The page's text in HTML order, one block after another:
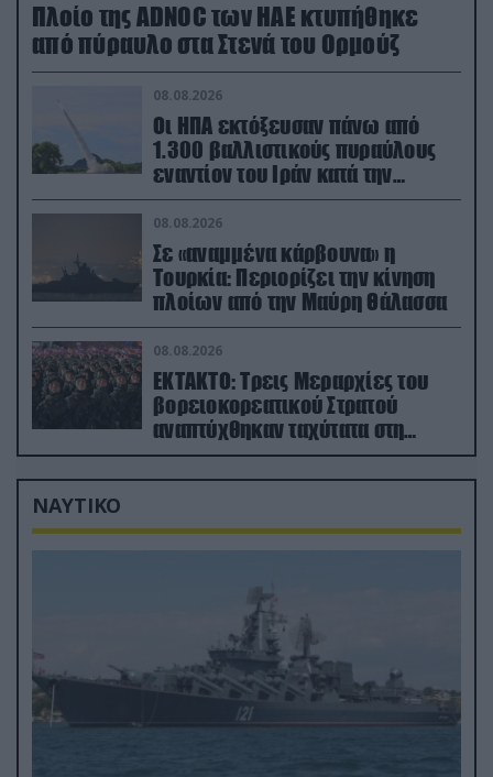
Πλοίο της ADNOC των ΗΑΕ κτυπήθηκε
από πύραυλο στα Στενά του Ορμούζ
08.08.2026
Οι ΗΠΑ εκτόξευσαν πάνω από
1.300 βαλλιστικούς πυραύλους
εναντίον του Ιράν κατά την
διάρκεια του πολέμου
08.08.2026
Σε «αναμμένα κάρβουνα» η
Τουρκία: Περιορίζει την κίνηση
πλοίων από την Μαύρη Θάλασσα
08.08.2026
ΕΚΤΑΚΤΟ: Τρεις Μεραρχίες του
βορειοκορεατικού Στρατού
αναπτύχθηκαν ταχύτατα στη
Ρωσία
ΝΑΥΤΙΚΟ